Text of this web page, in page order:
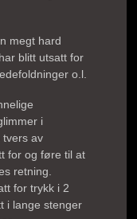
megt hard
blitt utsatt for
o.l.
i
tvers av
for og føre til at
retning.
for trykk i 2
i lange stenger